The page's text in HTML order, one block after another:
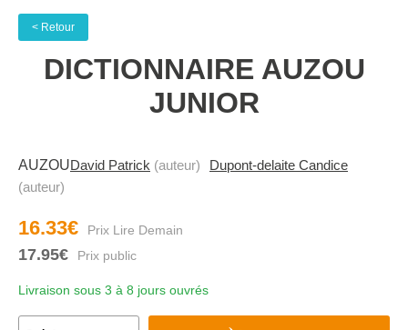
< Retour
DICTIONNAIRE AUZOU
JUNIOR
AUZOUDavid Patrick (auteur)
Dupont-delaite Candice
(auteur)
16.33€
17.95€
Livraison sous 3 à 8 jours ouvrés